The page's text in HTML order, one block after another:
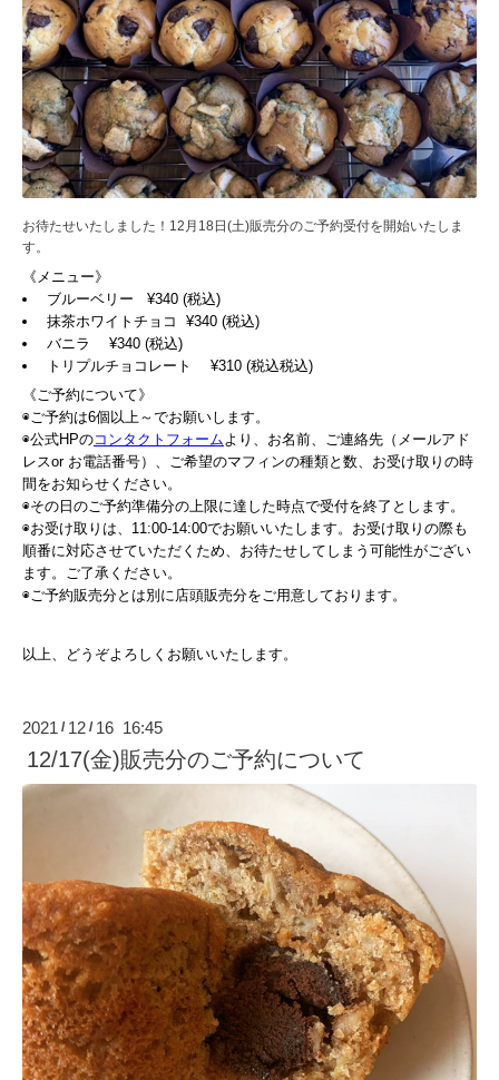
お待たせいたしました！12月18日(土)販売分のご予約受付を開始いたしま
す。
《メニュー》
ブルーベリー ¥340 (税込)
抹茶ホワイトチョコ ¥340 (税込)
バニラ ¥340 (税込)
トリプルチョコレート ¥310 (税込税込)
《ご予約について》
◉ご予約は6個以上～でお願いします。
◉公式HPのコンタクトフォームより、お名前、ご連絡先（メールアド
レスor お電話番号）、ご希望のマフィンの種類と数、お受け取りの時
間をお知らせください。
◉その日のご予約準備分の上限に達した時点で受付を終了とします。
◉お受け取りは、11:00-14:00でお願いいたします。お受け取りの際も
順番に対応させていただくため、お待たせしてしまう可能性がござい
ます。ご了承ください。
◉ご予約販売分とは別に店頭販売分をご用意しております。
以上、どうぞよろしくお願いいたします。
2021 / 12 / 16 16:45
12/17(金)販売分のご予約について